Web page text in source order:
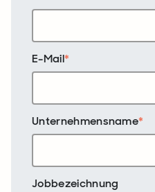
E-Mail*
Unternehmensname*
Jobbezeichnung